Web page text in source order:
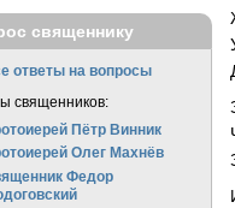
священнику
ответы на вопросы
священников:
Пётр Винник
Олег Махнёв
Федор